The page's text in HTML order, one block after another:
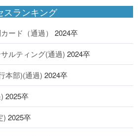
スランキング
ード（通過） 2024卒
ルティング(通過) 2024卒
本部)(通過) 2024卒
2025卒
) 2025卒